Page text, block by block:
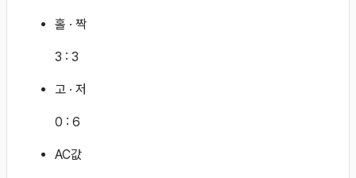
홀 · 짝
3 : 3
고 · 저
0 : 6
AC값